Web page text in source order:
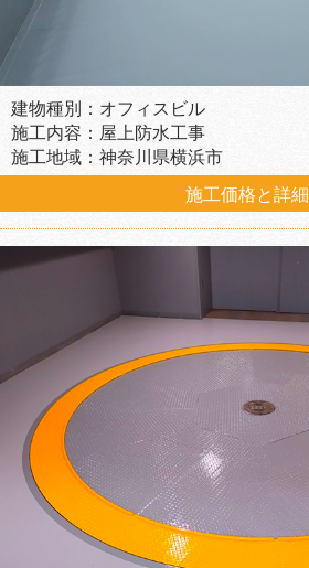
建物種別：オフィスビル
施工内容：屋上防水工事
施工地域：神奈川県横浜市
施工価格と詳細